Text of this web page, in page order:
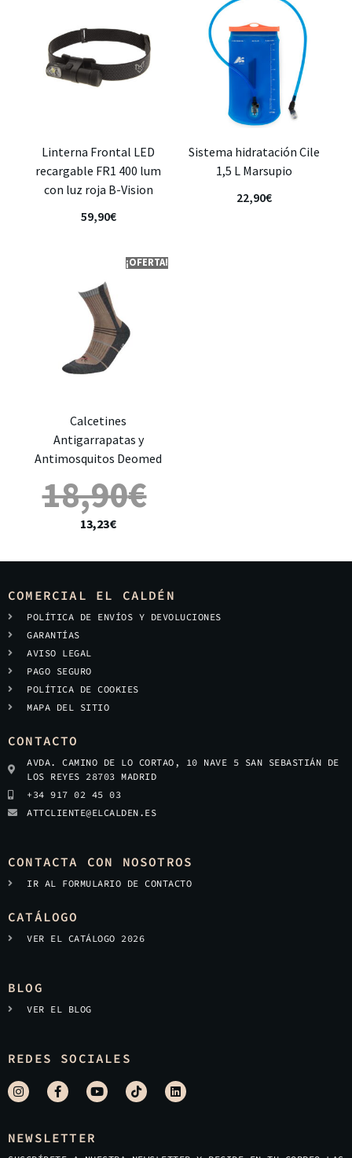
Linterna Frontal LED
recargable FR1 400 lum
con luz roja B-Vision
59,90€
Sistema hidratación Cile
1,5 L Marsupio
22,90€
¡OFERTA!
Calcetines
Antigarrapatas y
Antimosquitos Deomed
18,90€
13,23€
COMERCIAL EL CALDÉN
POLÍTICA DE ENVÍOS Y DEVOLUCIONES
GARANTÍAS
AVISO LEGAL
PAGO SEGURO
POLÍTICA DE COOKIES
MAPA DEL SITIO
CONTACTO
AVDA. CAMINO DE LO CORTAO, 10 NAVE 5 SAN SEBASTIÁN DE
LOS REYES 28703 MADRID
+34 917 02 45 03
ATTCLIENTE@ELCALDEN.ES
CONTACTA CON NOSOTROS
IR AL FORMULARIO DE CONTACTO
CATÁLOGO
VER EL CATÁLOGO 2026
BLOG
VER EL BLOG
REDES SOCIALES
NEWSLETTER